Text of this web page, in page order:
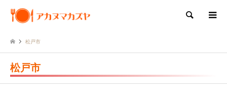
検索
松戸市
松戸市